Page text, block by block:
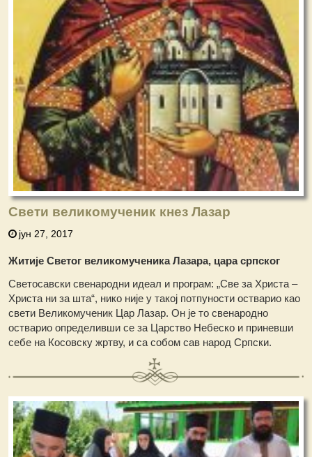
Свети великомученик кнез Лазар
јун 27, 2017
Житије Светог великомученика Лазара, цара српског
Светосавски свенародни идеал и програм: „Све за Христа –
Христа ни за шта“, нико није у такој потпуности остварио као
свети Великомученик Цар Лазар. Он је то свенародно
остварио определивши се за Царство Небеско и приневши
себе на Косовску жртву, и са собом сав народ Српски.